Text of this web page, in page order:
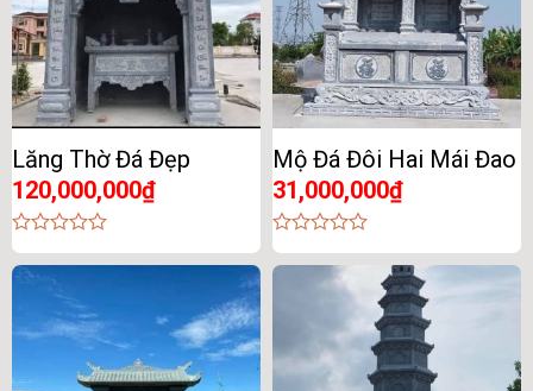
Lăng Thờ Đá Đẹp
120,000,000₫
0
out
Mộ Đá Đôi Hai Mái Đao
31,000,000₫
0
out